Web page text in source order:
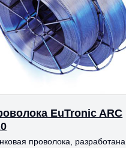
EuTronic ARC
проволока, разработана